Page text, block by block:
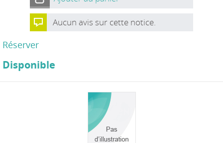
Aucun avis sur cette notice.
Réserver
Disponible